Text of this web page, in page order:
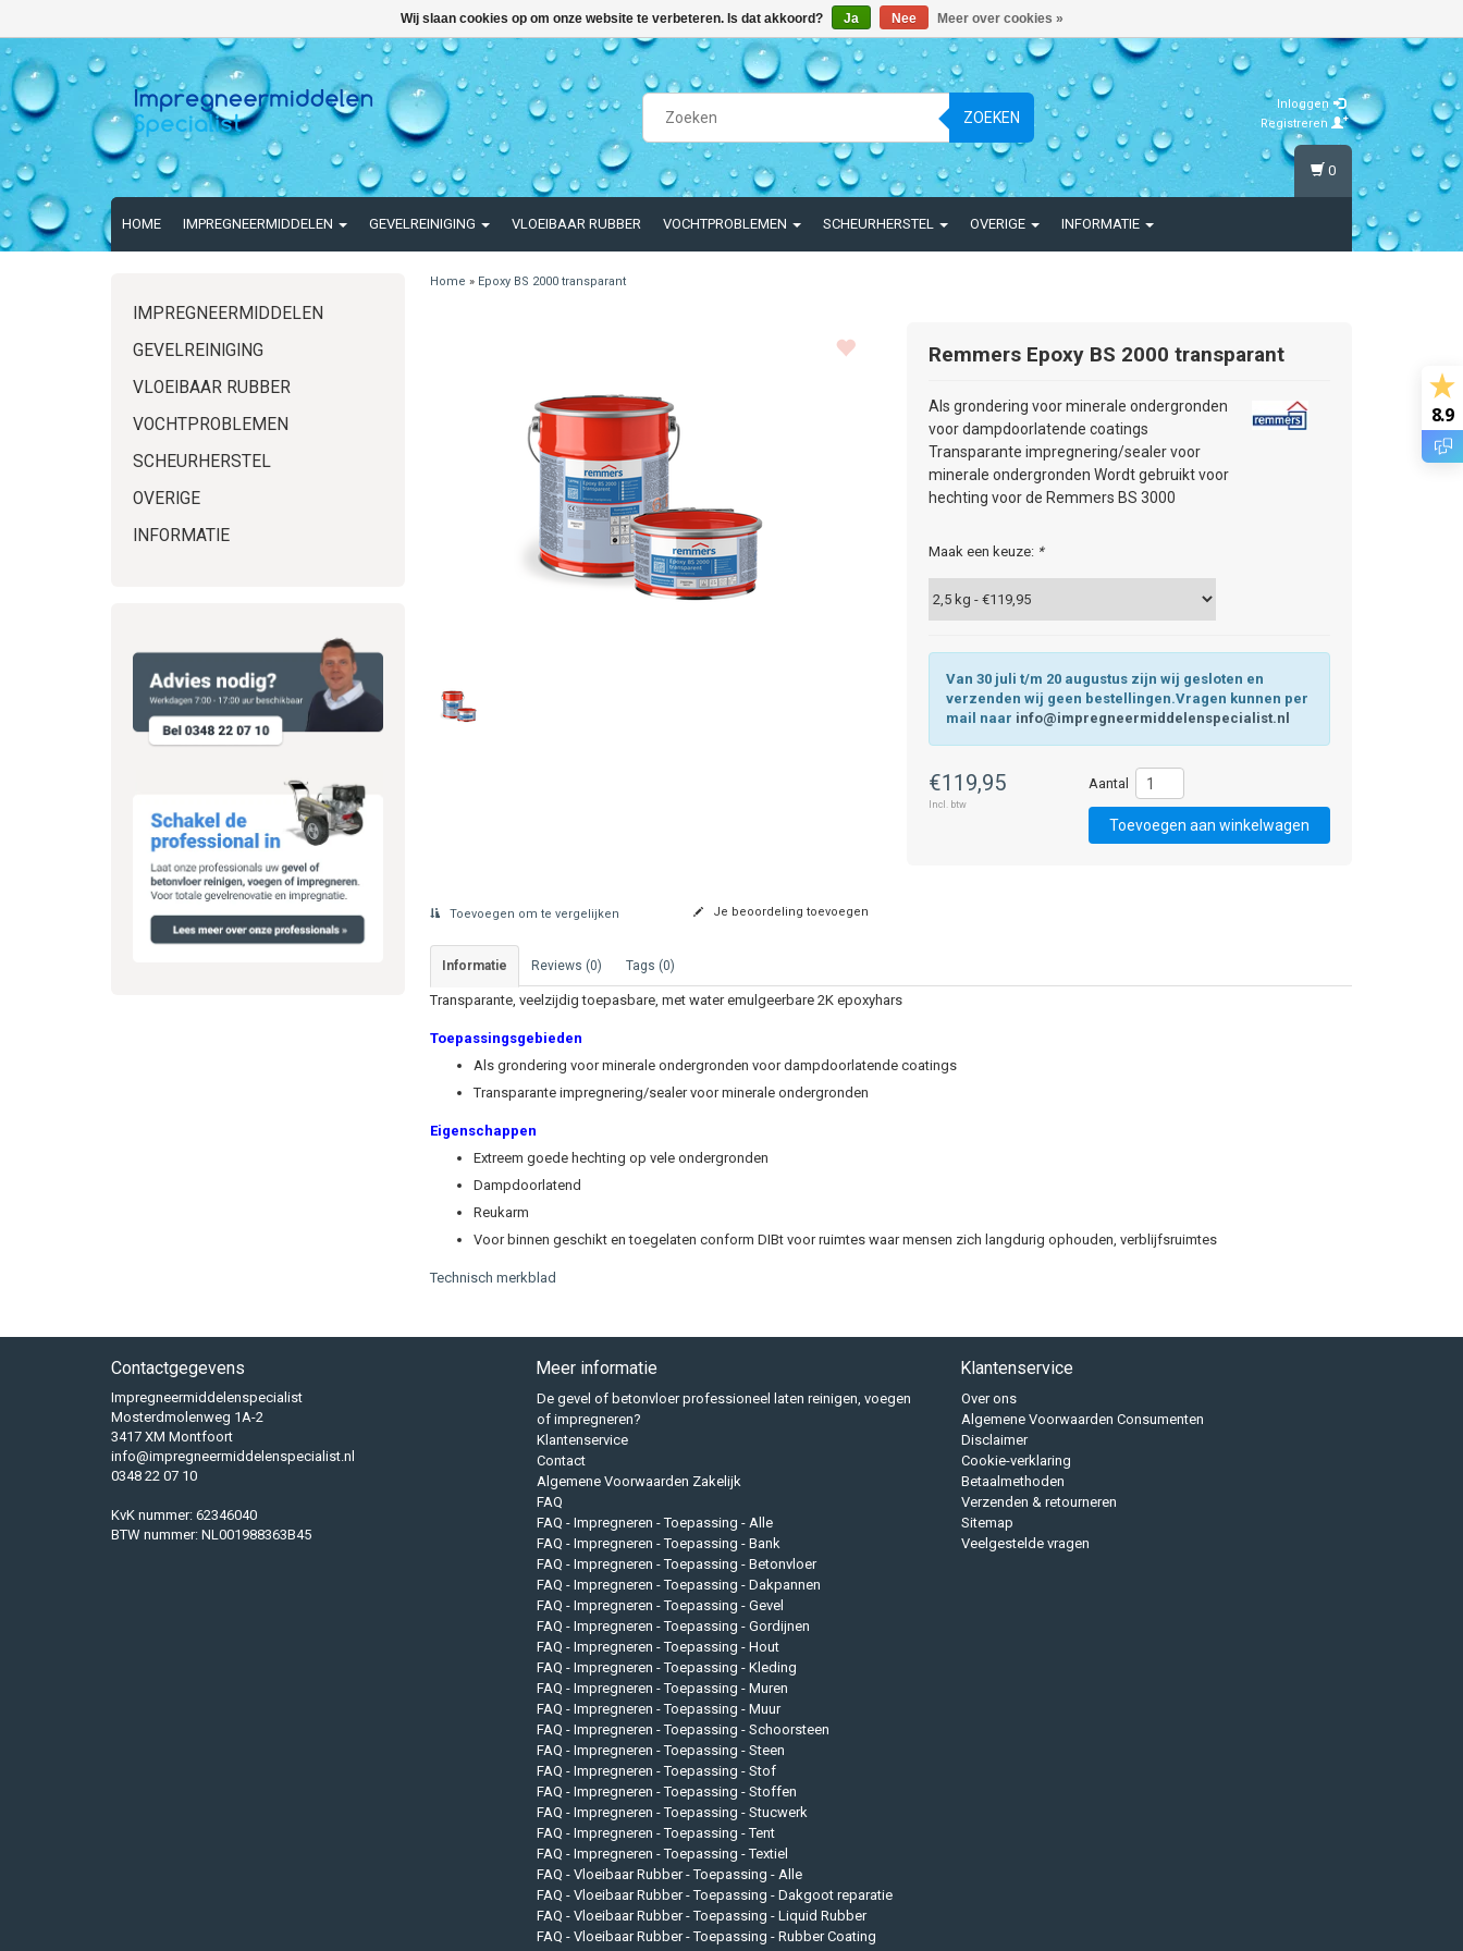
ZOEKEN
Inloggen
Registreren
HOME IMPREGNEERMIDDELEN GEVELREINIGING VLOEIBAAR RUBBER VOCHTPROBLEMEN SCHEURHERSTEL OVERIGE INFORMATIE
0
IMPREGNEERMIDDELEN
GEVELREINIGING
VLOEIBAAR RUBBER
VOCHTPROBLEMEN
SCHEURHERSTEL
OVERIGE
INFORMATIE
Home » Epoxy BS 2000 transparant
Remmers Epoxy BS 2000 transparant
Als grondering voor minerale ondergronden
voor dampdoorlatende coatings
Transparante impregnering/sealer voor
minerale ondergronden Wordt gebruikt voor
hechting voor de Remmers BS 3000
Maak een keuze: *
Van 30 juli t/m 20 augustus zijn wij gesloten en
verzenden wij geen bestellingen.Vragen kunnen per
mail naar info@impregneermiddelenspecialist.nl
€119,95
Incl. btw
Toevoegen om te vergelijken Je beoordeling toevoegen
Informatie Reviews (0) Tags (0)
Transparante, veelzijdig toepasbare, met water emulgeerbare 2K epoxyhars
Toepassingsgebieden
Als grondering voor minerale ondergronden voor dampdoorlatende coatings
Transparante impregnering/sealer voor minerale ondergronden
Eigenschappen
Extreem goede hechting op vele ondergronden
Dampdoorlatend
Reukarm
Voor binnen geschikt en toegelaten conform DIBt voor ruimtes waar mensen zich langdurig ophouden, verblijfsruimtes
Technisch merkblad
Contactgegevens
Impregneermiddelenspecialist
Mosterdmolenweg 1A-2
3417 XM Montfoort
info@impregneermiddelenspecialist.nl
0348 22 07 10
KvK nummer: 62346040
BTW nummer: NL001988363B45
Meer informatie
De gevel of betonvloer professioneel laten reinigen, voegen
of impregneren?
Klantenservice
Contact
Algemene Voorwaarden Zakelijk
FAQ
FAQ - Impregneren - Toepassing - Alle
FAQ - Impregneren - Toepassing - Bank
FAQ - Impregneren - Toepassing - Betonvloer
FAQ - Impregneren - Toepassing - Dakpannen
FAQ - Impregneren - Toepassing - Gevel
FAQ - Impregneren - Toepassing - Gordijnen
FAQ - Impregneren - Toepassing - Hout
FAQ - Impregneren - Toepassing - Kleding
FAQ - Impregneren - Toepassing - Muren
FAQ - Impregneren - Toepassing - Muur
FAQ - Impregneren - Toepassing - Schoorsteen
FAQ - Impregneren - Toepassing - Steen
FAQ - Impregneren - Toepassing - Stof
FAQ - Impregneren - Toepassing - Stoffen
FAQ - Impregneren - Toepassing - Stucwerk
FAQ - Impregneren - Toepassing - Tent
FAQ - Impregneren - Toepassing - Textiel
FAQ - Vloeibaar Rubber - Toepassing - Alle
FAQ - Vloeibaar Rubber - Toepassing - Dakgoot reparatie
FAQ - Vloeibaar Rubber - Toepassing - Liquid Rubber
FAQ - Vloeibaar Rubber - Toepassing - Rubber Coating
Klantenservice
Over ons
Algemene Voorwaarden Consumenten
Disclaimer
Cookie-verklaring
Betaalmethoden
Verzenden & retourneren
Sitemap
Veelgestelde vragen
8.9
Wij slaan cookies op om onze website te verbeteren. Is dat akkoord? Ja Nee Meer over cookies »